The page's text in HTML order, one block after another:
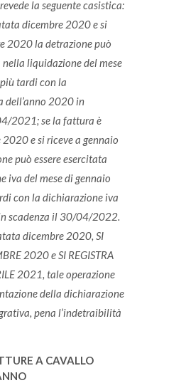
la seguente casistica:
dicembre 2020 e si
2020 la detrazione può
nella liquidazione del mese
tardi con la
dell’anno 2020 in
2021; se la fattura è
e si riceve a gennaio
può essere esercitata
iva del mese di gennaio
con la dichiarazione iva
scadenza il 30/04/2022.
dicembre 2020, SI
2020 e SI REGISTRA
2021, tale operazione
della dichiarazione
pena l’indetraibilità
A CAVALLO